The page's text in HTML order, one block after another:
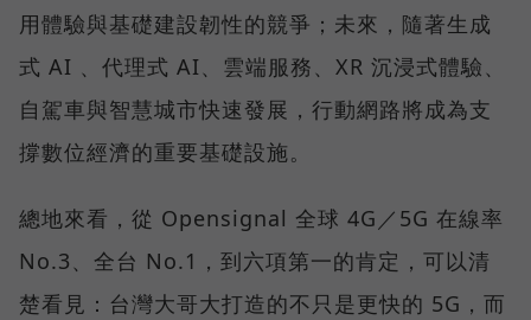
用體驗與基礎建設韌性的競爭；未來，隨著生成
式 AI 、代理式 AI、雲端服務、XR 沉浸式體驗、
自駕車與智慧城市快速發展，行動網路將成為支
撐數位經濟的重要基礎設施。
總地來看，從 Opensignal 全球 4G／5G 在線率
No.3、全台 No.1，到六項第一的肯定，可以清
楚看見：台灣大哥大打造的不只是更快的 5G，而